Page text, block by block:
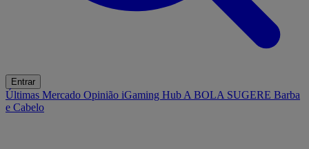
Entrar
Últimas Mercado Opinião iGaming Hub A BOLA SUGERE Barba
e Cabelo